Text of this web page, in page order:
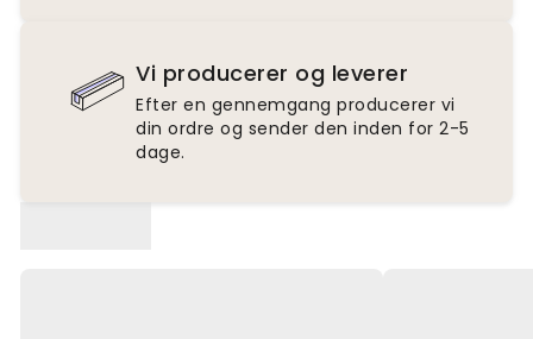
Vi producerer og leverer
Efter en gennemgang producerer vi
din ordre og sender den inden for 2-5
dage.